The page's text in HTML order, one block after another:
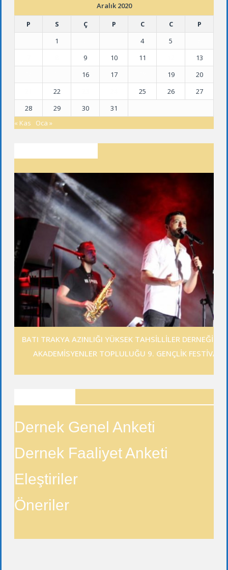
Aralık 2020
P
S Ç P C C
P
1
4 5
9 10 11
13
16 17 19
20
22 25 26
27
28
29 30
31
« Kas
Oca »
BATI TRAKYA AZINLIĞI YÜKSEK TAHSİLLİLER DERNEĞİ
AKADEMİSYENLER TOPLULUĞU 9. GENÇLİK FESTİVALİ
Dernek Genel Anketi
Dernek Faaliyet Anketi
Eleştiriler
Öneriler